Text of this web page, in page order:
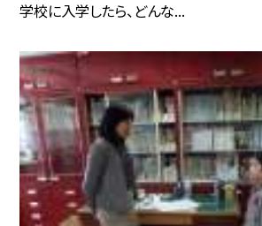
学校に入学したら、どんな...